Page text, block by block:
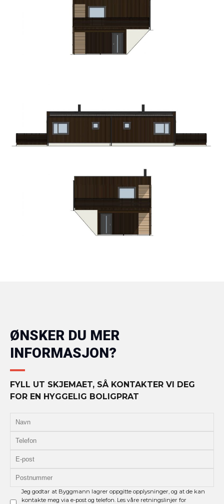
ØNSKER DU MER
INFORMASJON?
FYLL UT SKJEMAET, SÅ KONTAKTER VI DEG
FOR EN HYGGELIG BOLIGPRAT
Jeg godtar at Byggmann lagrer oppgitte opplysninger, og at de kan
kontakte meg via e-post og telefon. Les våre retningslinjer for